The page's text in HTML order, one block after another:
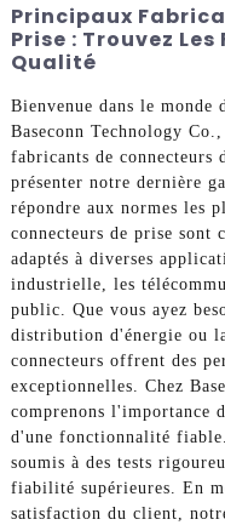
Principaux
Prise : Trouvez
Qualité
Bienvenue dans le monde
Baseconn Technology
fabricants de connecteurs
présenter notre dernière
répondre aux normes les
connecteurs de prise sont
adaptés à diverses
industrielle, les
public. Que vous ayez
distribution d'énergie ou
connecteurs offrent des
exceptionnelles. Chez
comprenons l'importance
d'une fonctionnalité
soumis à des tests
fiabilité supérieures. En
satisfaction du client,